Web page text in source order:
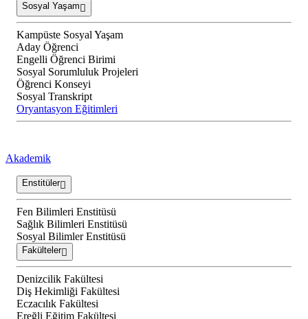
Sosyal Yaşam
Kampüste Sosyal Yaşam
Aday Öğrenci
Engelli Öğrenci Birimi
Sosyal Sorumluluk Projeleri
Öğrenci Konseyi
Sosyal Transkript
Oryantasyon Eğitimleri
Akademik
Enstitüler
Fen Bilimleri Enstitüsü
Sağlık Bilimleri Enstitüsü
Sosyal Bilimler Enstitüsü
Fakülteler
Denizcilik Fakültesi
Diş Hekimliği Fakültesi
Eczacılık Fakültesi
Ereğli Eğitim Fakültesi